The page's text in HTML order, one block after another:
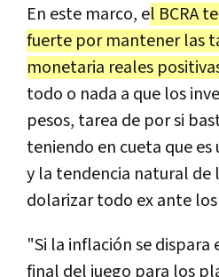
En este marco, el BCRA
fuerte por mantener las
monetaria reales
todo o nada a que los
pesos, tarea de por si
teniendo en cueta que es
y la tendencia natural de
dolarizar todo ex ante
"Si la inflación se dispara
final del juego para los